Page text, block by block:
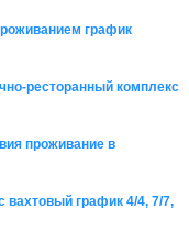
график
ресторанный комплекс
проживание в
график 4/4, 7/7,